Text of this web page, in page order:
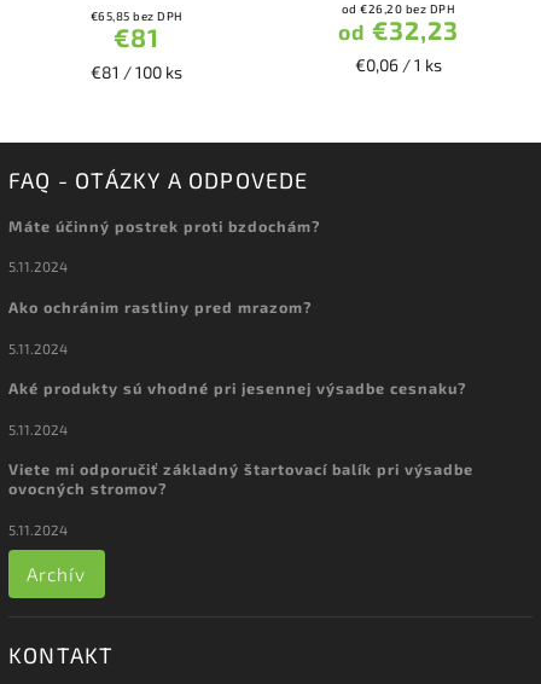
€65,85 bez DPH
€81
€81 / 100 ks
od €26,20 bez DPH
od €32,23
€0,06 / 1 ks
FAQ - OTÁZKY A ODPOVEDE
Máte účinný postrek proti bzdochám?
5.11.2024
Ako ochránim rastliny pred mrazom?
5.11.2024
Aké produkty sú vhodné pri jesennej výsadbe cesnaku?
5.11.2024
Viete mi odporučiť základný štartovací balík pri výsadbe
ovocných stromov?
5.11.2024
Archív
KONTAKT